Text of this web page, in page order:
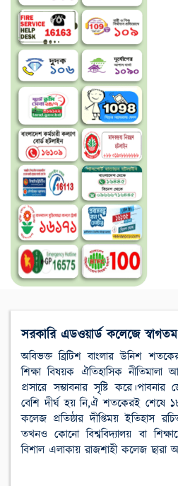
সরকারি এডওয়ার্ড কলেজে স্বাগতম
অবিভক্ত ব্রিটিশ বাংলার উনিশ
শিক্ষা বিষয়ক ঐতিহাসিক নীতিমালা
প্রসারে সম্ভাবনার সৃষ্টি
বেশি দীর্ঘ হয় নি,ঐ শতকেরই শেষে
কলেজ প্রতিষ্ঠার দীপ্তিময় ইতিহাস
তখনও কোনো বিশ্ববিদ্যালয় বা
বিশাল এলাকায় রাজশাহী কলেজ